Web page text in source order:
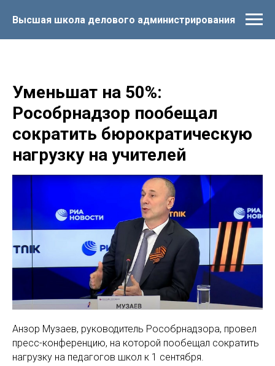
Высшая школа делового администрирования
Уменьшат на 50%:
Рособрнадзор пообещал
сократить бюрократическую
нагрузку на учителей
Анзор Музаев, руководитель Рособрнадзора, провел
пресс-конференцию, на которой пообещал сократить
нагрузку на педагогов школ к 1 сентября.